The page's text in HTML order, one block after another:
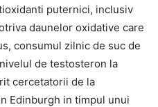
puternici, inclusiv
daunelor oxidative care
consumul zilnic de suc de
de testosteron la
cercetatorii de la
Edinburgh in timpul unui